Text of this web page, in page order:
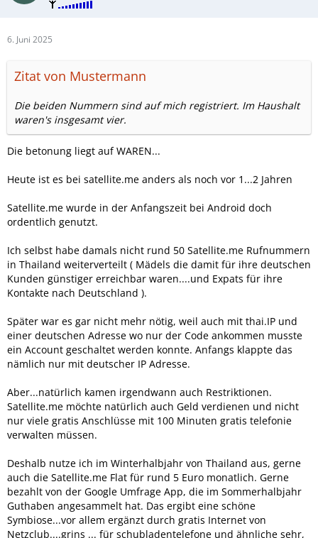
6. Juni 2025
Zitat von Mustermann
Die beiden Nummern sind auf mich registriert. Im Haushalt
waren's insgesamt vier.
Die betonung liegt auf WAREN...
Heute ist es bei satellite.me anders als noch vor 1...2 Jahren
Satellite.me wurde in der Anfangszeit bei Android doch
ordentlich genutzt.
Ich selbst habe damals nicht rund 50 Satellite.me Rufnummern
in Thailand weiterverteilt ( Mädels die damit für ihre deutschen
Kunden günstiger erreichbar waren....und Expats für ihre
Kontakte nach Deutschland ).
Später war es gar nicht mehr nötig, weil auch mit thai.IP und
einer deutschen Adresse wo nur der Code ankommen musste
ein Account geschaltet werden konnte. Anfangs klappte das
nämlich nur mit deutscher IP Adresse.
Aber...natürlich kamen irgendwann auch Restriktionen.
Satellite.me möchte natürlich auch Geld verdienen und nicht
nur viele gratis Anschlüsse mit 100 Minuten gratis telefonie
verwalten müssen.
Deshalb nutze ich im Winterhalbjahr von Thailand aus, gerne
auch die Satellite.me Flat für rund 5 Euro monatlich. Gerne
bezahlt von der Google Umfrage App, die im Sommerhalbjahr
Guthaben angesammelt hat. Das ergibt eine schöne
Symbiose...vor allem ergänzt durch gratis Internet von
Netzclub....grins ... für schubladentelefone und ähnliche sehr,